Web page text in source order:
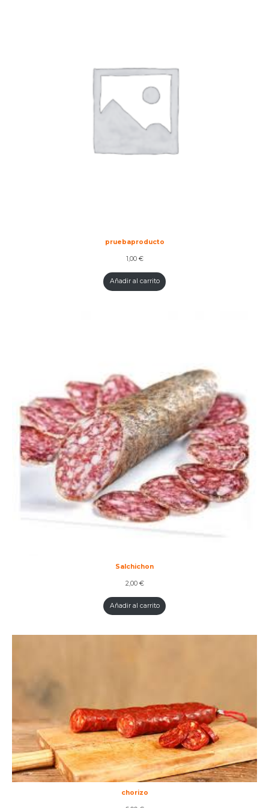
pruebaproducto
1,00 €
Añadir al carrito
Salchichon
2,00 €
Añadir al carrito
chorizo